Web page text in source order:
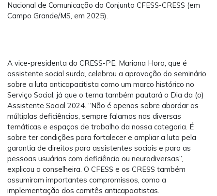
Nacional de Comunicação do Conjunto CFESS-CRESS (em
Campo Grande/MS, em 2025).
A vice-presidenta do CRESS-PE, Mariana Hora, que é
assistente social surda, celebrou a aprovação do seminário
sobre a luta anticapacitista como um marco histórico no
Serviço Social, já que o tema também pautará o Dia da (o)
Assistente Social 2024. “Não é apenas sobre abordar as
múltiplas deficiências, sempre falamos nas diversas
temáticas e espaços de trabalho da nossa categoria. É
sobre ter condições para fortalecer e ampliar a luta pela
garantia de direitos para assistentes sociais e para as
pessoas usuárias com deficiência ou neurodiversas”,
explicou a conselheira. O CFESS e os CRESS também
assumiram importantes compromissos, como a
implementação dos comitês anticapacitistas.